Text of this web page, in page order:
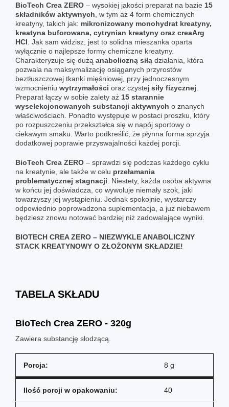
BioTech Crea ZERO – wysokiej jakości preparat na bazie 15
składników aktywnych , w tym aż 4 form chemicznych
kreatyny, takich jak: mikronizowany monohydrat kreatyny,
kreatyna buforowana, cytrynian kreatyny oraz creaArg
HCI . Jak sam widzisz, jest to solidna mieszanka oparta
wyłącznie o najlepsze formy chemiczne kreatyny.
Charakteryzuje się dużą anaboliczną siłą działania, która
pozwala na maksymalizację osiąganych przyrostów
beztłuszczowej tkanki mięśniowej, przy jednoczesnym
wzmocnieniu wytrzymałości oraz czystej siły fizycznej
Preparat łączy w sobie zalety aż 15 starannie
wyselekcjonowanych substancji aktywnych o znanych
właściwościach. Ponadto występuje w postaci proszku, który
po rozpuszczeniu przekształca się w napój sportowy o
ciekawym smaku. Warto podkreślić, że płynna forma sprzyja
dodatkowej poprawie przyswajalności każdej porcji.
BioTech Crea ZERO – sprawdzi się podczas każdego cyklu
na kreatynie, ale także w celu przełamania
problematycznej stagnacji . Niestety, każda osoba aktywna
w końcu jej doświadcza, co wywołuje niemały szok, jaki
towarzyszy jej wystąpieniu. Jednak spokojnie, wystarczy
odpowiednio poprowadzona suplementacja, a już niebawem
będziesz znowu notować bardziej niż zadowalające wyniki.
BIOTECH CREA ZERO – NIEZWYKLE ANABOLICZNY
STACK KREATYNOWY O ZŁOŻONYM SKŁADZIE!
TABELA SKŁADU
BioTech Crea ZERO - 320g
Zawiera substancję słodzącą.
Porcja: 8 g
Ilość porcji w opakowaniu: 40